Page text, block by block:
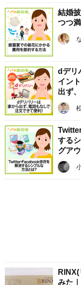
結婚
つつ
dデリ
イン
出ず
する
グア
みた